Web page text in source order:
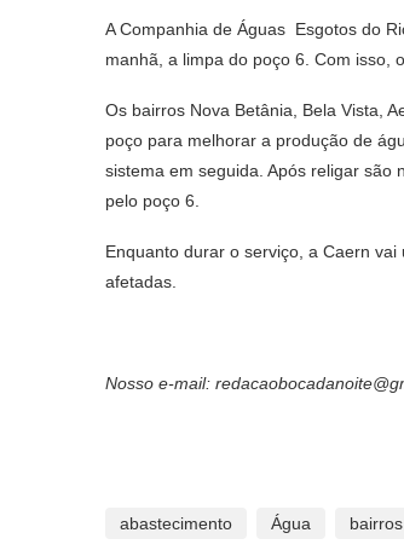
A Companhia de Águas Esgotos do
manhã, a limpa do poço 6. Com isso,
Os bairros Nova Betânia, Bela Vista,
poço para melhorar a produção de
sistema em seguida. Após religar são
pelo poço 6.
Enquanto durar o serviço, a Caern
afetadas.
Nosso e-mail:
abastecimento Água bairros